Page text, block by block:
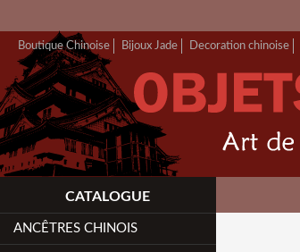
Boutique Chinoise Bijoux Jade Decoration chinoise
CATALOGUE
ANCÊTRES CHINOIS